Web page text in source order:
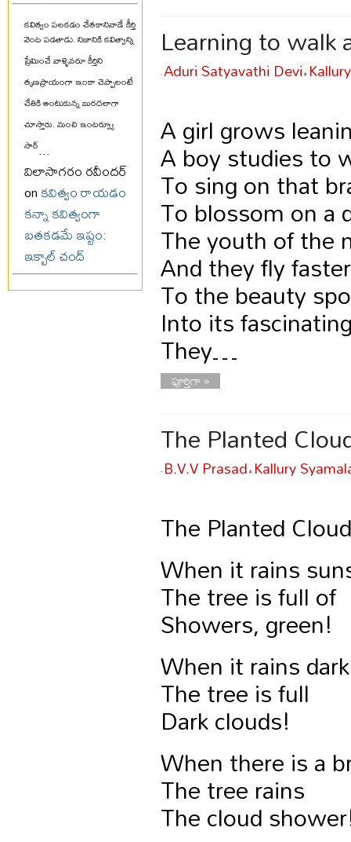
కవిత్వం పలకడం చేతకానివాడే కీర్తి
వెంట పడతాడు. నిజానికి కవిత్వాన్ని
ప్రేమించే వాళ్ళెవరూ కీర్తిని
తృణప్రాయంగా ఇంకా చెప్పాలంటే
చేతికి అంటుకున్న బురదలాగా
చూస్తారు. మంచి ఇంటర్వ్యూ
సార్...
విలాసాగరం రవీందర్
onకవిత్వం రాయడం
కన్నా కవిత్వంగా
బతకడమే ఇష్టం:
ఇక్బాల్ చంద్
Learning to walk
-Aduri Satyavathi Devi •
A girl grows
A boy studies to
To sing on that
To blossom on a
The youth of the
And they fly
To the beauty
Into its
They…
పూర్తిగా »
The Planted
- B.V.V Prasad • Kallury
The Planted Cloud
When it rains
The tree is full of
Showers, green!
When it rains
The tree is full
Dark clouds!
When there is a
The tree rains
The cloud